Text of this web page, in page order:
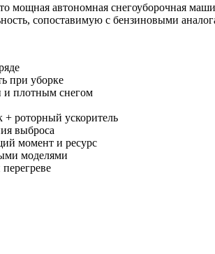
автономная снегоуборочная
сопоставимую с бензиновыми
при уборке
и плотным снегом
+ роторный ускоритель
выброса
момент и ресурс
моделями